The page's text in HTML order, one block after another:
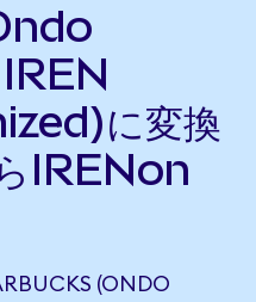
に変換
IRENon
(ONDO